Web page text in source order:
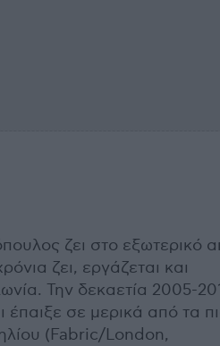
ζει στο εξωτερικό
ζει, εργάζεται και
Την δεκαετία 2005-
έπαιξε σε μερικά από τα
(Fabric/London,